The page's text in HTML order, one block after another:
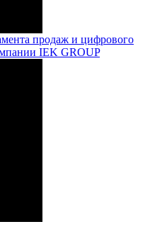
продаж и цифрового
IEK GROUP